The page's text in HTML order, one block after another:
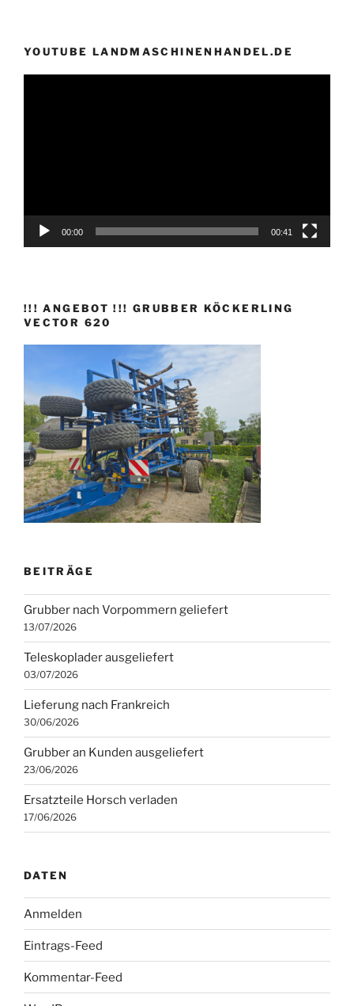
YOUTUBE LANDMASCHINENHANDEL.DE
00:00 00:41
!!! ANGEBOT !!! GRUBBER KÖCKERLING
VECTOR 620
BEITRÄGE
Grubber nach Vorpommern geliefert
13/07/2026
Teleskoplader ausgeliefert
03/07/2026
Lieferung nach Frankreich
30/06/2026
Grubber an Kunden ausgeliefert
23/06/2026
Ersatzteile Horsch verladen
17/06/2026
DATEN
Anmelden
Eintrags-Feed
Kommentar-Feed